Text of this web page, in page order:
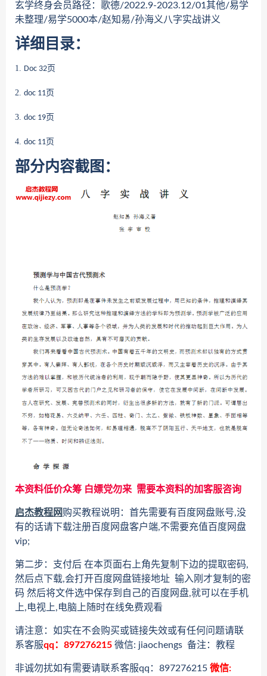
玄学终身会员路径：歌德/2022.9-2023.12/01其他/易学
未整理/易学5000本/赵知易/孙海义八字实战讲义
详细目录：
1. Doc 32页
2. doc 11页
3. doc 19页
4. doc 11页
部分内容截图：
本资料低价众筹 白嫖党勿来 需要本资料的加客服咨询
启杰教程网购买教程说明：首先需要有百度网盘账号,没
有的话请下载注册百度网盘客户端,不需要充值百度网盘
vip;
第二步：支付后 在本页面右上角先复制下边的提取密码,
然后点下载,会打开百度网盘链接地址 输入刚才复制的密
码 然后将文件选中保存到自己的百度网盘,就可以在手机
上,电视上,电脑上随时在线免费观看
请注意：如实在不会购买或链接失效或有任何问题请联
系客服qq：897276215 微信: jiaochengs 备注：教程
非诚勿扰如有需要请联系客服qq：897276215 微信: